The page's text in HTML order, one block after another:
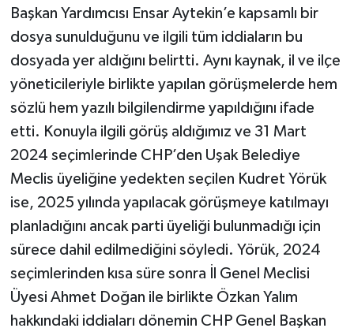
Başkan Yardımcısı Ensar Aytekin’e kapsamlı bir
dosya sunulduğunu ve ilgili tüm iddiaların bu
dosyada yer aldığını belirtti. Aynı kaynak, il ve ilçe
yöneticileriyle birlikte yapılan görüşmelerde hem
sözlü hem yazılı bilgilendirme yapıldığını ifade
etti. Konuyla ilgili görüş aldığımız ve 31 Mart
2024 seçimlerinde CHP’den Uşak Belediye
Meclis üyeliğine yedekten seçilen Kudret Yörük
ise, 2025 yılında yapılacak görüşmeye katılmayı
planladığını ancak parti üyeliği bulunmadığı için
sürece dahil edilmediğini söyledi. Yörük, 2024
seçimlerinden kısa süre sonra İl Genel Meclisi
Üyesi Ahmet Doğan ile birlikte Özkan Yalım
hakkındaki iddiaları dönemin CHP Genel Başkan